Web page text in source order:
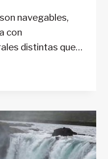
navegables,
con
distintas que…